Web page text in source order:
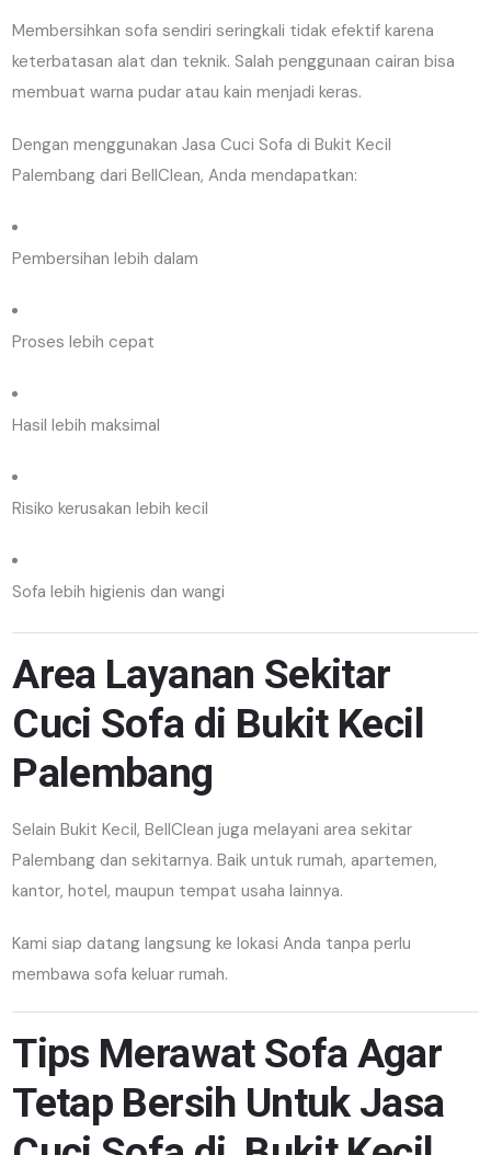
Membersihkan sofa sendiri seringkali tidak efektif karena
keterbatasan alat dan teknik. Salah penggunaan cairan bisa
membuat warna pudar atau kain menjadi keras.
Dengan menggunakan Jasa Cuci Sofa di Bukit Kecil
Palembang dari BellClean, Anda mendapatkan:
Pembersihan lebih dalam
Proses lebih cepat
Hasil lebih maksimal
Risiko kerusakan lebih kecil
Sofa lebih higienis dan wangi
Area Layanan Sekitar
Cuci Sofa di Bukit Kecil
Palembang
Selain Bukit Kecil, BellClean juga melayani area sekitar
Palembang dan sekitarnya. Baik untuk rumah, apartemen,
kantor, hotel, maupun tempat usaha lainnya.
Kami siap datang langsung ke lokasi Anda tanpa perlu
membawa sofa keluar rumah.
Tips Merawat Sofa Agar
Tetap Bersih Untuk Jasa